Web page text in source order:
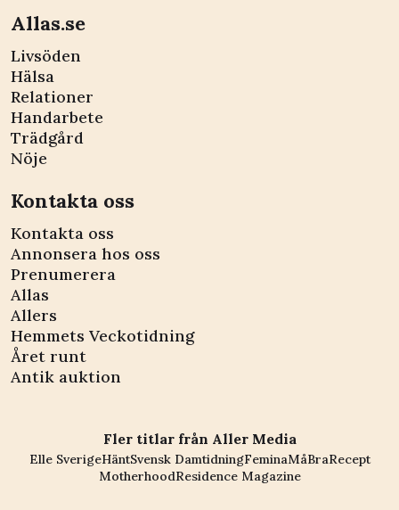
Allas.se
Livsöden
Hälsa
Relationer
Handarbete
Trädgård
Nöje
Kontakta oss
Kontakta oss
Annonsera hos oss
Prenumerera
Allas
Allers
Hemmets Veckotidning
Året runt
Antik auktion
Fler titlar från Aller Media
Elle SverigeHäntSvensk DamtidningFeminaMåBraRecept
MotherhoodResidence Magazine